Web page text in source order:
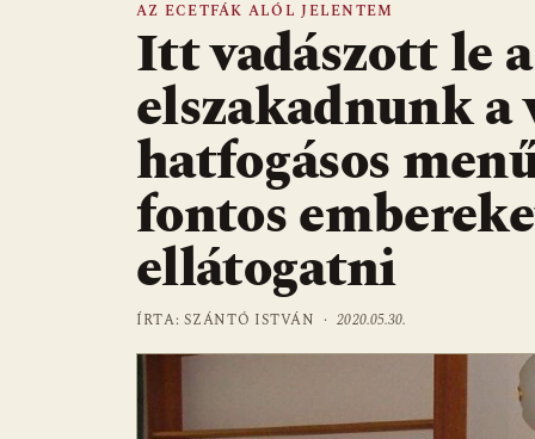
AZ ECETFÁK ALÓL JELENTEM
Itt vadászott le
elszakadnunk a
hatfogásos
fontos
ellátogatni
ÍRTA: SZÁNTÓ ISTVÁN ·2020.05.30.